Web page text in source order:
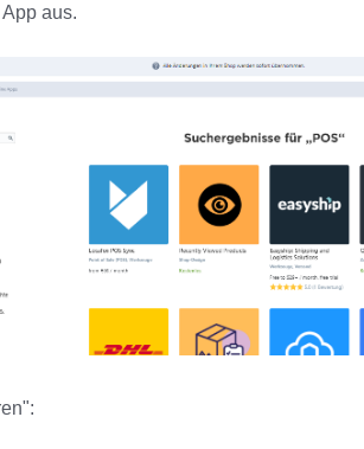
aus.